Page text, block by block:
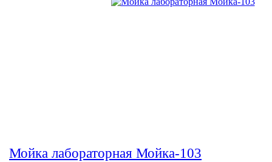
Мойка лабораторная Мойка-103